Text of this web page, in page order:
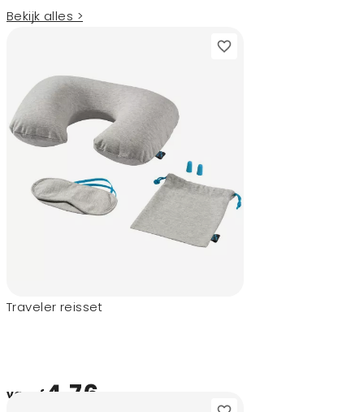
Bekijk alles >
Traveler reisset
vanaf 4,76